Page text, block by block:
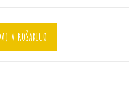
V KOŠARICO